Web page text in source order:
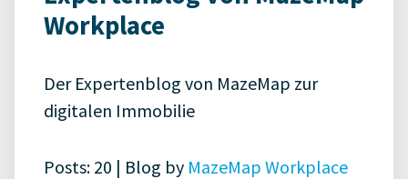
Workplace
Der Expertenblog von MazeMap zur
digitalen Immobilie
Posts: 20 | Blog by MazeMap Workplace